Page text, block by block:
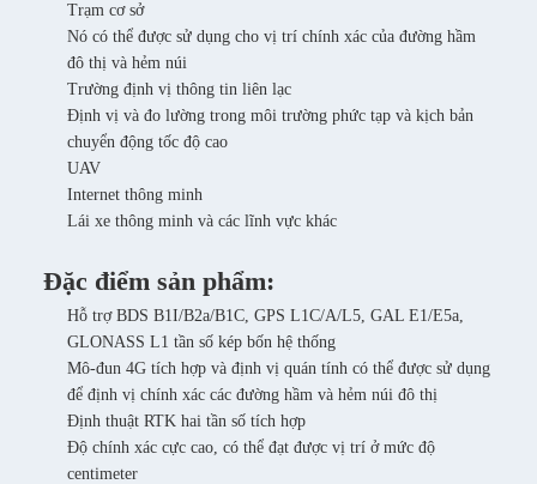
Trạm cơ sở
Nó có thể được sử dụng cho vị trí chính xác của đường hầm
đô thị và hẻm núi
Trường định vị thông tin liên lạc
Định vị và đo lường trong môi trường phức tạp và kịch bản
chuyển động tốc độ cao
UAV
Internet thông minh
Lái xe thông minh và các lĩnh vực khác
Đặc điểm sản phẩm:
Hỗ trợ BDS B1I/B2a/B1C, GPS L1C/A/L5, GAL E1/E5a,
GLONASS L1 tần số kép bốn hệ thống
Mô-đun 4G tích hợp và định vị quán tính có thể được sử dụng
để định vị chính xác các đường hầm và hẻm núi đô thị
Định thuật RTK hai tần số tích hợp
Độ chính xác cực cao, có thể đạt được vị trí ở mức độ
centimeter